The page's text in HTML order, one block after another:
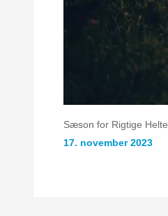
Sæson for Rigtige Helte
17. november 2023